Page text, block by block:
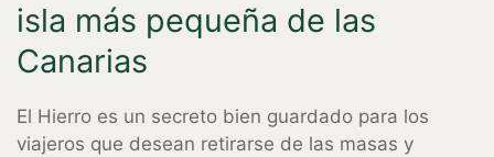
isla más pequeña de las
Canarias
El Hierro es un secreto bien guardado para los
viajeros que desean retirarse de las masas y